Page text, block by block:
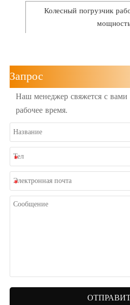
Колесный погрузчик
Запрос
Наш менеджер свяжется с
рабочее время.